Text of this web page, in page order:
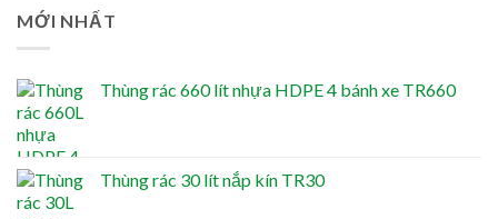
MỚI NHẤT
Thùng rác 660 lít nhựa HDPE 4 bánh xe TR660
Thùng rác 30 lít nắp kín TR30